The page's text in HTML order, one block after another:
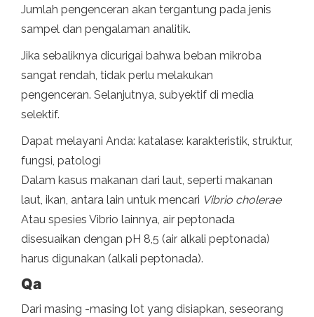
Jumlah pengenceran akan tergantung pada jenis
sampel dan pengalaman analitik.
Jika sebaliknya dicurigai bahwa beban mikroba
sangat rendah, tidak perlu melakukan
pengenceran. Selanjutnya, subyektif di media
selektif.
Dapat melayani Anda: katalase: karakteristik, struktur,
fungsi, patologi
Dalam kasus makanan dari laut, seperti makanan
laut, ikan, antara lain untuk mencari Vibrio cholerae
Atau spesies Vibrio lainnya, air peptonada
disesuaikan dengan pH 8,5 (air alkali peptonada)
harus digunakan (alkali peptonada).
Qa
Dari masing -masing lot yang disiapkan, seseorang